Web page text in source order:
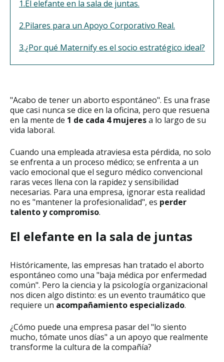
1.El elefante en la sala de juntas.
2.Pilares para un Apoyo Corporativo Real.
3.¿Por qué Maternify es el socio estratégico ideal?
"Acabo de tener un aborto espontáneo". Es una frase
que casi nunca se dice en la oficina, pero que resuena
en la mente de 1 de cada 4 mujeresa lo largo de su
vida laboral.
Cuando una empleada atraviesa esta pérdida, no solo
se enfrenta a un proceso médico; se enfrenta a un
vacío emocional que el seguro médico convencional
raras veces llena con la rapidez y sensibilidad
necesarias. Para una empresa, ignorar esta realidad
no es "mantener la profesionalidad", es perder
talento y compromiso.
El elefante en la sala de juntas
Históricamente, las empresas han tratado el aborto
espontáneo como una "baja médica por enfermedad
común". Pero la ciencia y la psicología organizacional
nos dicen algo distinto: es un evento traumático que
requiere un acompañamiento especializado.
¿Cómo puede una empresa pasar del "lo siento
mucho, tómate unos días" a un apoyo que realmente
transforme la cultura de la compañía?